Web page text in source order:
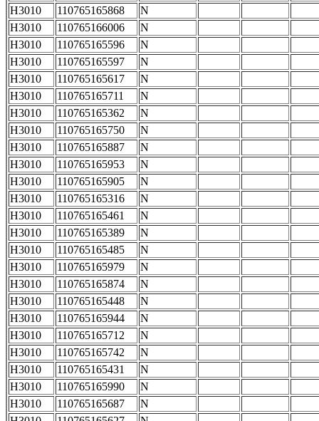
H3010
110765165868
N
H3010
110765166006
N
H3010
110765165596
N
H3010
110765165597
N
H3010
110765165617
N
H3010
110765165711
N
H3010
110765165362
N
H3010
110765165750
N
H3010
110765165887
N
H3010
110765165953
N
H3010
110765165905
N
H3010
110765165316
N
H3010
110765165461
N
H3010
110765165389
N
H3010
110765165485
N
H3010
110765165979
N
H3010
110765165874
N
H3010
110765165448
N
H3010
110765165944
N
H3010
110765165712
N
H3010
110765165742
N
H3010
110765165431
N
H3010
110765165990
N
H3010
110765165687
N